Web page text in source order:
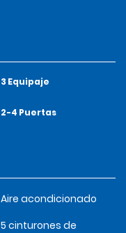
3 Equipaje
2-4 Puertas
Aire acondicionado
5 cinturones de